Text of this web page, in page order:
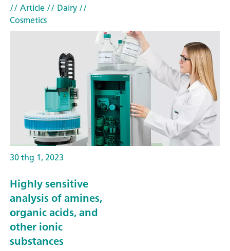
// Article// Dairy//
Cosmetics
30 thg 1, 2023
Highly sensitive
analysis of amines,
organic acids, and
other ionic
substances